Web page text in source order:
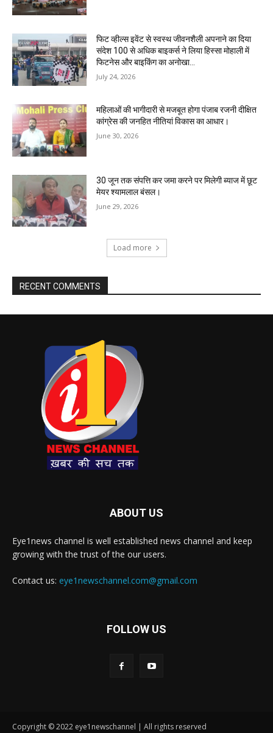
फिट व्हील्स इवेंट से स्वस्थ जीवनशैली अपनाने का दिया
संदेश 100 से अधिक बाइकर्स ने लिया हिस्सा मोहाली में
फिटनेस और बाइकिंग का अनोखा...
July 24, 2026
महिलाओं की भागीदारी से मजबूत होगा पंजाब रजनी दीक्षित
कांग्रेस की जनहित नीतियां विकास का आधार।
June 30, 2026
30 जून तक संपत्ति कर जमा करने पर मिलेगी ब्याज में छूट
मेयर श्यामलाल बंसल।
June 29, 2026
Load more
RECENT COMMENTS
ABOUT US
Eye1news channel is well established news channel and keep
growing with the trust of the our users.
Contact us: eye1newschannel.com@gmail.com
FOLLOW US
Copyright © 2022 eye1newschannel | All rights reserved